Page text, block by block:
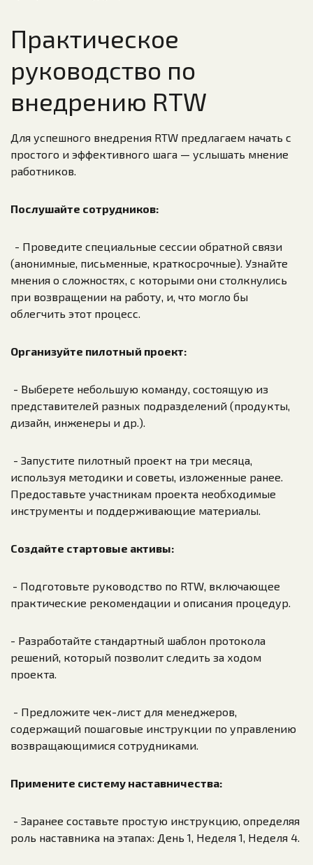
Практическое
руководство по
внедрению RTW
Для успешного внедрения RTW предлагаем начать с
простого и эффективного шага — услышать мнение
работников.
Послушайте сотрудников:
- Проведите специальные сессии обратной связи
(анонимные, письменные, краткосрочные). Узнайте
мнения о сложностях, с которыми они столкнулись
при возвращении на работу, и, что могло бы
облегчить этот процесс.
Организуйте пилотный проект:
- Выберете небольшую команду, состоящую из
представителей разных подразделений (продукты,
дизайн, инженеры и др.).
- Запустите пилотный проект на три месяца,
используя методики и советы, изложенные ранее.
Предоставьте участникам проекта необходимые
инструменты и поддерживающие материалы.
Создайте стартовые активы:
- Подготовьте руководство по RTW, включающее
практические рекомендации и описания процедур.
- Разработайте стандартный шаблон протокола
решений, который позволит следить за ходом
проекта.
- Предложите чек-лист для менеджеров,
содержащий пошаговые инструкции по управлению
возвращающимися сотрудниками.
Примените систему наставничества:
- Заранее составьте простую инструкцию, определяя
роль наставника на этапах: День 1, Неделя 1, Неделя 4.